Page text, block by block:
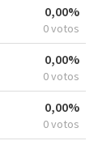
0,00%
0 votos
0,00%
0 votos
0,00%
0 votos